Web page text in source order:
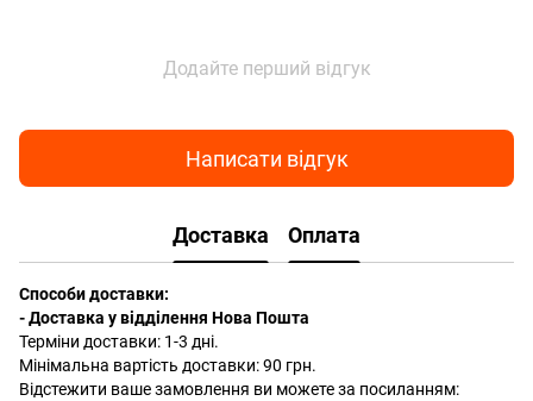
Додайте перший відгук
Написати відгук
Доставка Оплата
Способи доставки:
- Доставка у відділення Нова Пошта
Терміни доставки: 1-3 дні.
Мінімальна вартість доставки: 90 грн.
Відстежити ваше замовлення ви можете за посиланням: